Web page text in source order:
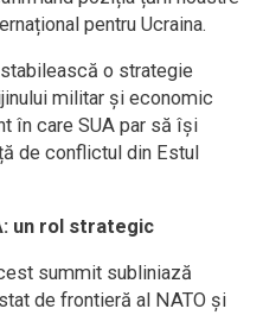
pentru Ucraina.
o strategie
militar și economic
în care SUA par să își
de conflictul din Estul
un rol strategic
summit subliniază
de frontieră al NATO și